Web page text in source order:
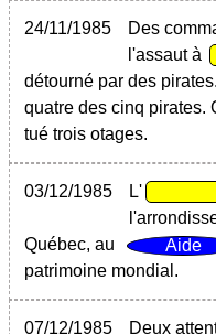
24/11/1985
Des
l'assaut à
détourné par des
quatre des cinq pirates.
tué trois otages.
03/12/1985 L'
Québec, au
patrimoine mondial.
07/12/1985
Deux